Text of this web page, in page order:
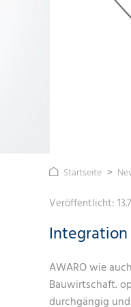
Startseite
Veröffentlicht:
AWARO wie
Bauwirtschaft.
durchgängig